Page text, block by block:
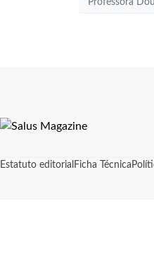
Estatuto editorial Ficha Técnica